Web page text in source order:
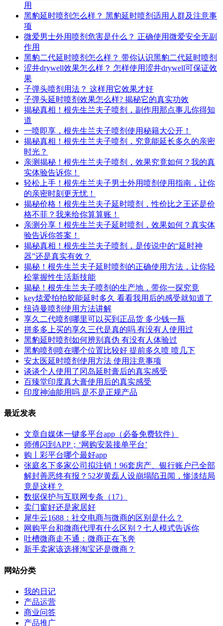
用
黑豹延时喷剂怎么样？ 黑豹延时喷剂适用人群及注意事
项
微爱男士外用喷剂危害是什么？ 正确使用微爱安全无副
作用
黑豹二代延时喷剂怎么样？ 带你认识黑豹二代延时喷剂
涩井drywell效果怎么样？ 怎样使用涩井drywell可保证效
果
子弹头喷剂用法？ 这样用它效果才好
子弹头延时喷剂效果怎么样? 揭秘它的真实功效
揭秘真相！根先生兰夫子喷剂，副作用那点事儿你得知
道
一喷即享，根先生兰夫子喷剂使用秘籍大公开！
揭秘真相！根先生兰夫子喷剂，究竟能延长多久的亲密
时光？
亲测揭秘！根先生兰夫子喷剂，效果究竟如何？我的真
实体验告诉你！
轻松上手！根先生兰夫子男士外用喷剂使用指南，让你
的亲密时刻更无忧！
揭秘价格！根先生兰夫子延时喷剂，性价比之王还是价
格不菲？我来给你算算账！
亲测分享！根先生兰夫子延时喷剂，效果如何？真实体
验告诉你答案！
揭秘真相！根先生兰夫子喷剂，是传说中的“延时神
器”还是真实有效？
揭秘！根先生兰夫子延时喷剂的正确使用方法，让你轻
松掌握性生活新技能
揭秘！根先生兰夫子喷剂的生产地，带你一探究竟
key炫爱拍拍胶能延时多久 看看我用后的感受就知道了
纽诗曼喷剂使用方法讲解
享久二代喷剂哪里可以买到正品货 多少钱一瓶
拼多多上买的享久三代是真的吗 有没有人使用过
黑豹延时喷剂如何辨别真伪 有没有人体验过
黑豹喷剂喷在哪个位置比较好 提前多久喷 喷几下
安太医延时喷剂使用方法 使用注意事项
谈谈个人使用了冈岛延时膏后的真实感受
百臻堂印度真大膏使用后的真实感受
印度神油能用吗 是不是正规产品
最近发表
文章自媒体一键多平台app（必备免费软件）
师傅闪到APP；‘网购安装接单平台’
购丨彩平台哪个最好app
张庭名下多家公司拟注销！96套房产、银行账户已全部
解封善恶终有报？52岁黄磊人设崩塌陷丑闻，惨淡结局
竟是这样？
数据保护与互联网专条（17）
卖门窗好还是家居好
犀牛云1688：社交电商与微商的区别是什么？
网购平台和微商代理有什么区别？七人模式告诉你
吐槽微商走不通：微商正在飞奔
新手卖家该选择淘宝还是微商？
网站分类
我的日记
产品运营
商业问答
产品推广